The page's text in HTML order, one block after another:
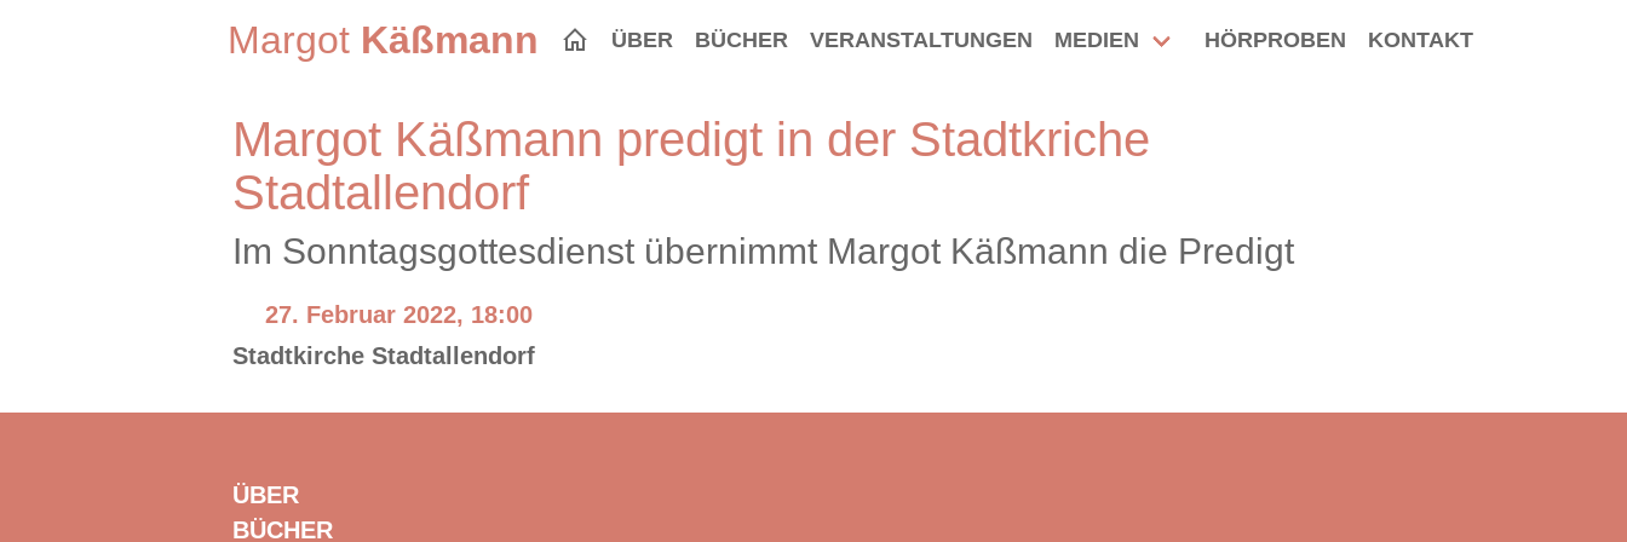
Margot Käßmann ÜBER BÜCHER VERANSTALTUNGEN MEDIEN HÖRPROBEN KONTAKT
Margot Käßmann predigt in der Stadtkriche
Stadtallendorf
Im Sonntagsgottesdienst übernimmt Margot Käßmann die Predigt
27. Februar 2022, 18:00
Stadtkirche Stadtallendorf
ÜBER
BÜCHER